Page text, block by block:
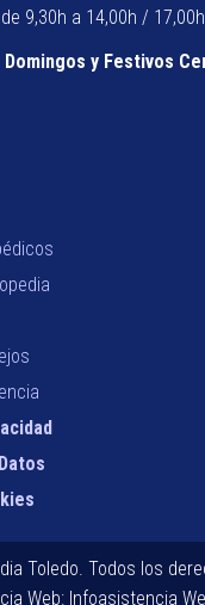
9,30h a 14,00h /
Domingos y Festivos
Toledo. Todos los
Web: Infoasistencia